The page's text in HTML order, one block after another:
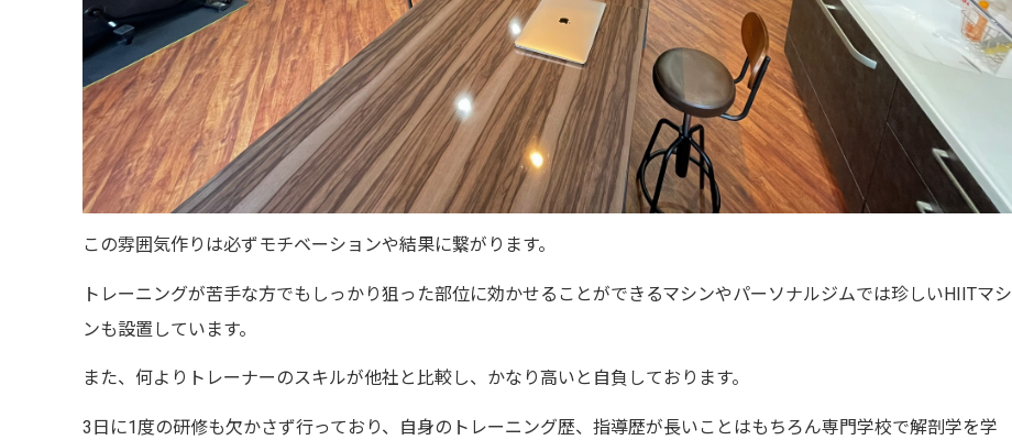
この雰囲気作りは必ずモチベーションや結果に繋がります。
トレーニングが苦手な方でもしっかり狙った部位に効かせることができるマシンやパーソナルジムでは珍しいHIITマシ
ンも設置しています。
また、何よりトレーナーのスキルが他社と比較し、かなり高いと自負しております。
3 日に1度の研修も欠かさず行っており、自身のトレーニング歴、指導歴が長いことはもちろん専門学校で解剖学を学